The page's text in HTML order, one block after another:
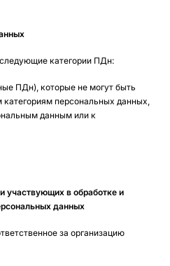
категории ПДн:
ПДн), которые не могут быть
персональных данных,
данным или к
участвующих в обработке и
данных
за организацию